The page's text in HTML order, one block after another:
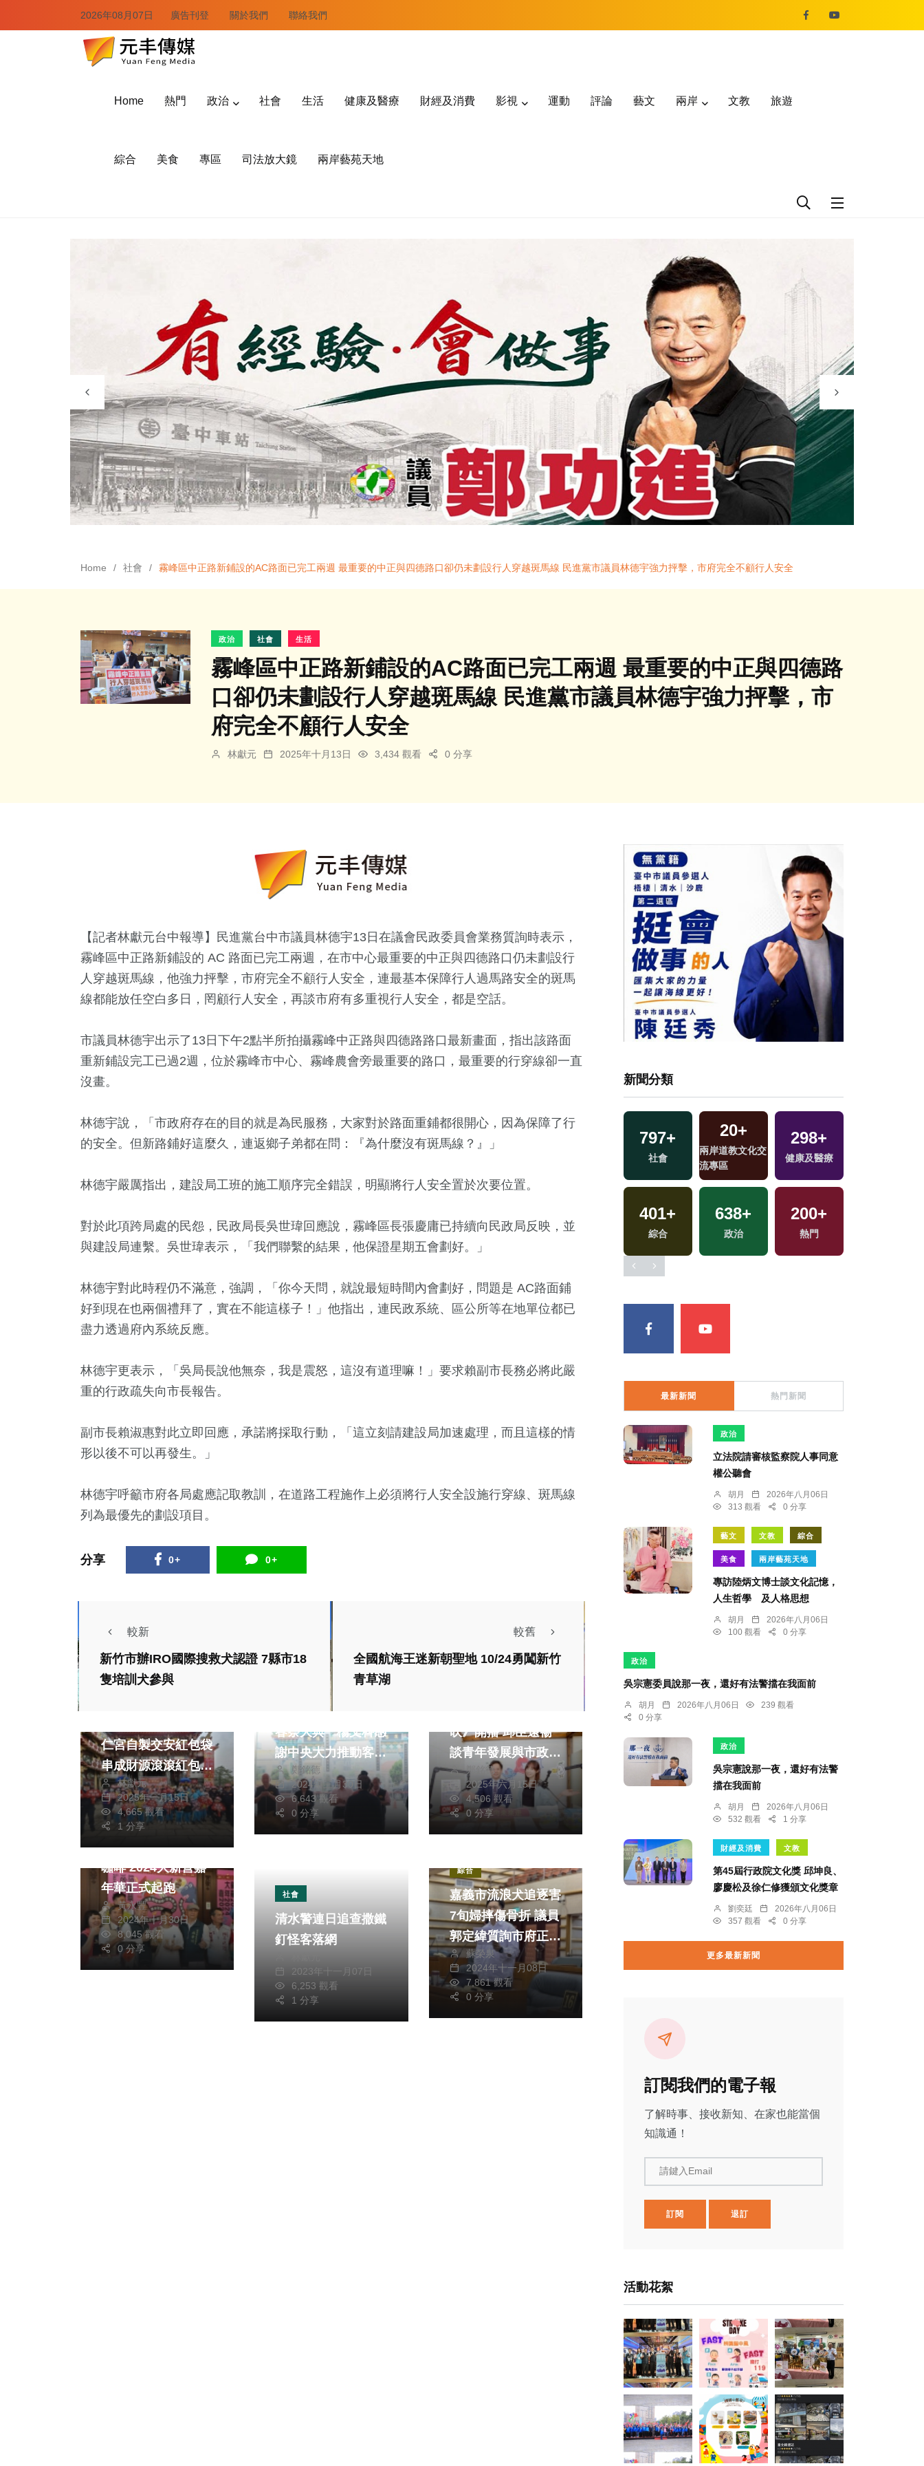
2026年08月07日 廣告刊登 關於我們 聯絡我們
Home 熱門 政治 社會 生活 健康及醫療 財經及消費 影視 運動 評論 藝文 兩岸 文教 旅遊
綜合 美食 專區 司法放大鏡 兩岸藝苑天地
Home 社會 霧峰區中正路新鋪設的AC路面已完工兩週 最重要的中正與四德路口卻仍未劃設行人穿越斑馬線 民進黨市議員林德宇強力抨擊，市府完全不顧行人安全
政治 社會 生活
霧峰區中正路新鋪設的AC路面已完工兩週 最重要的中正與四德路
口卻仍未劃設行人穿越斑馬線 民進黨市議員林德宇強力抨擊，市
府完全不顧行人安全
林獻元 2025年十月13日 3,434 觀看 0 分享
【記者林獻元台中報導】民進黨台中市議員林德宇13日在議會民政委員會業務質詢時表示，
霧峰區中正路新鋪設的 AC 路面已完工兩週，在市中心最重要的中正與四德路口仍未劃設行
人穿越斑馬線，他強力抨擊，市府完全不顧行人安全，連最基本保障行人過馬路安全的斑馬
線都能放任空白多日，罔顧行人安全，再談市府有多重視行人安全，都是空話。
市議員林德宇出示了13日下午2點半所拍攝霧峰中正路與四德路路口最新畫面，指出該路面
重新鋪設完工已過2週，位於霧峰市中心、霧峰農會旁最重要的路口，最重要的行穿線卻一直
沒畫。
林德宇說，「市政府存在的目的就是為民服務，大家對於路面重鋪都很開心，因為保障了行
的安全。但新路鋪好這麼久，連返鄉子弟都在問：『為什麼沒有斑馬線？』」
林德宇嚴厲指出，建設局工班的施工順序完全錯誤，明顯將行人安全置於次要位置。
對於此項跨局處的民怨，民政局長吳世瑋回應說，霧峰區長張慶庸已持續向民政局反映，並
與建設局連繫。吳世瑋表示，「我們聯繫的結果，他保證星期五會劃好。」
林德宇對此時程仍不滿意，強調，「你今天問，就說最短時間內會劃好，問題是 AC路面鋪
好到現在也兩個禮拜了，實在不能這樣子！」他指出，連民政系統、區公所等在地單位都已
盡力透過府內系統反應。
林德宇更表示，「吳局長說他無奈，我是震怒，這沒有道理嘛！」要求賴副市長務必將此嚴
重的行政疏失向市長報告。
副市長賴淑惠對此立即回應，承諾將採取行動，「這立刻請建設局加速處理，而且這樣的情
形以後不可以再發生。」
林德宇呼籲市府各局處應記取教訓，在道路工程施作上必須將行人安全設施行穿線、斑馬線
列為最優先的劃設項目。
分享 0+ 0+
較新
新竹市辦IRO國際搜救犬認證 7縣市18
隻培訓犬參與
較舊
全國航海王迷新朝聖地 10/24勇闖新竹
青草湖
仁宮自製交安紅包袋
串成財源滾滾紅包牆
民眾玩到嗨！現場萌
娃騎小哈雷喜迎金蛇
林獻元
2025年一月15日
4,665 觀看
1 分享
社會
褒忠亭義民廟113年
春祭大典 楊文科感
謝中央大力推動客家
文化鄭銘德
2024年三月30日
6,643 觀看
0 分享
吹》開播 邱臣遠暢
談青年發展與市政建
設 鄭銘德
2025年六月15日
4,506 觀看
0 分享
社會 生活
綜合
新營特色美食齊聚娜
咖啡 2024大新營嘉
年華正式起跑
黃永豐
2024年十月30日
8,045 觀看
0 分享
社會
清水警連日追查撒鐵
釘怪客落網
2023年十一月07日
6,253 觀看
1 分享
綜合
嘉義市流浪犬追逐害
7旬婦摔傷骨折 議員
郭定緯質詢市府正視
提高TNVR量能
蘇榮泉
2024年十一月08日
7,861 觀看
0 分享
新聞分類
+ 19+
兩岸藝苑天地 演唱會
12+ 391+ 290+
2024總統大選 評論 2023金鐘獎
797+
社會
20+
兩岸道教文化交
流專區
298+
健康及醫療
401+
綜合
638+
政治
200+
熱門
最新新聞 熱門新聞
政治
立法院請審核監察院人事同意
權公聽會
胡月
2026年八月06日
313 觀看
0 分享
藝文 文教 綜合
美食 兩岸藝苑天地
專訪陸炳文博士談文化記憶，
人生哲學 及人格思想
胡月
2026年八月06日
100 觀看
0 分享
政治
吳宗憲委員說那一夜，還好有法警擋在我面前
胡月 2026年八月06日
239 觀看
0 分享
政治
吳宗憲說那一夜，還好有法警
擋在我面前
胡月
2026年八月06日
532 觀看
1 分享
財經及消費 文教
第45屆行政院文化獎 邱坤良、
廖慶松及徐仁修獲頒文化獎章
劉奕廷
2026年八月06日
357 觀看
0 分享
更多最新新聞
訂閱我們的電子報
了解時事、接收新知、在家也能當個
知識通！
請鍵入Email
訂閱 退訂
活動花絮